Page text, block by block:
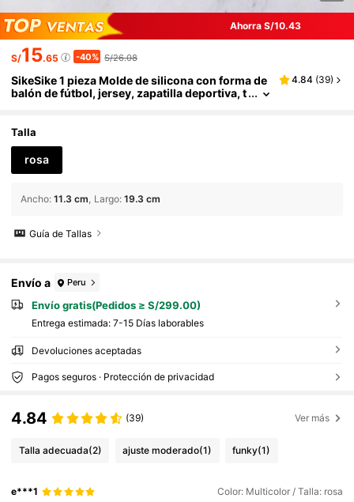
Ahorra S/10.43
S/15.65 -40% S/26.08
SikeSike 1 pieza Molde de silicona con forma de
balón de fútbol, jersey, zapatilla deportiva, t
4.84 (39)
Talla
rosa
Ancho: 11.3 cm Largo: 19.3 cm
Guía de Tallas
Envío a Peru
Envío gratis(Pedidos ≥ S/299.00)
Entrega estimada: 7-15 Días laborables
Devoluciones aceptadas
Pagos seguros · Protección de privacidad
4.84 (39) Ver más
Talla adecuada(2) ajuste moderado(1) funky(1)
e***1 Color: Multicolor / Talla: rosa